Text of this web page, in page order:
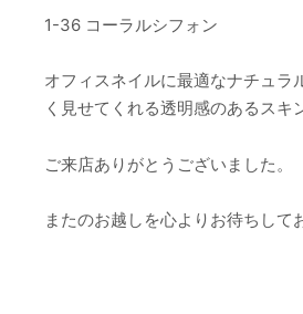
1-36 コーラルシフォン
オフィスネイルに最適なナチュラ
く見せてくれる透明感のあるス
ご来店ありがとうございました。
またのお越しを心よりお待ちして